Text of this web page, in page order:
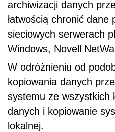
archiwizacji danych
łatwością chronić
sieciowych serwerach
Windows, Novell
W odróżnieniu od
kopiowania danych
systemu ze wszystkich
danych i kopiowanie
lokalnej.